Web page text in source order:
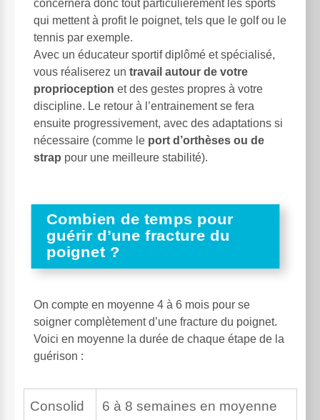
concernera donc tout particulièrement les sports
qui mettent à profit le poignet, tels que le golf ou le
tennis par exemple.
Avec un éducateur sportif diplômé et spécialisé,
vous réaliserez un travail autour de votre
proprioception et des gestes propres à votre
discipline. Le retour à l’entrainement se fera
ensuite progressivement, avec des adaptations si
nécessaire (comme le port d’orthèses ou de
strap pour une meilleure stabilité).
Combien de temps pour
guérir d’une fracture du
poignet ?
On compte en moyenne 4 à 6 mois pour se
soigner complètement d’une fracture du poignet.
Voici en moyenne la durée de chaque étape de la
guérison :
Consolid
6 à 8 semaines en moyenne